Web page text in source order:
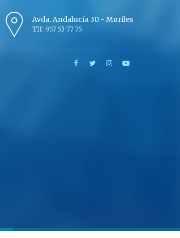
Avda. Andalucía 30 - Moriles
Tlf: 957 53 77 75